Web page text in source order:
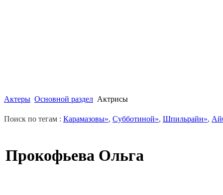
Актеры Основной раздел Актрисы
Поиск по тегам : Карамазовы», Субботиной», Шпильрайн»,
Прокофьева Ольга